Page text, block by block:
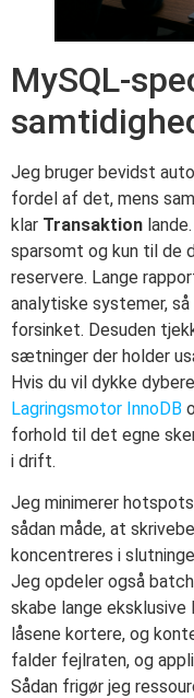
MySQL-
Jeg bruger bevidst
fordel af det, mens
klar Transaktion
sparsomt og kun til de
reservere. Lange
analytiske systemer,
forsinket. Desuden
sætninger der holder
Hvis du vil dykke
Lagringsmotor InnoDB
forhold til det egne
i drift.
Jeg minimerer
sådan måde, at
koncentreres i
Jeg opdeler også
skabe lange
låsene kortere, og
falder fejlraten, og
Sådan frigør jeg